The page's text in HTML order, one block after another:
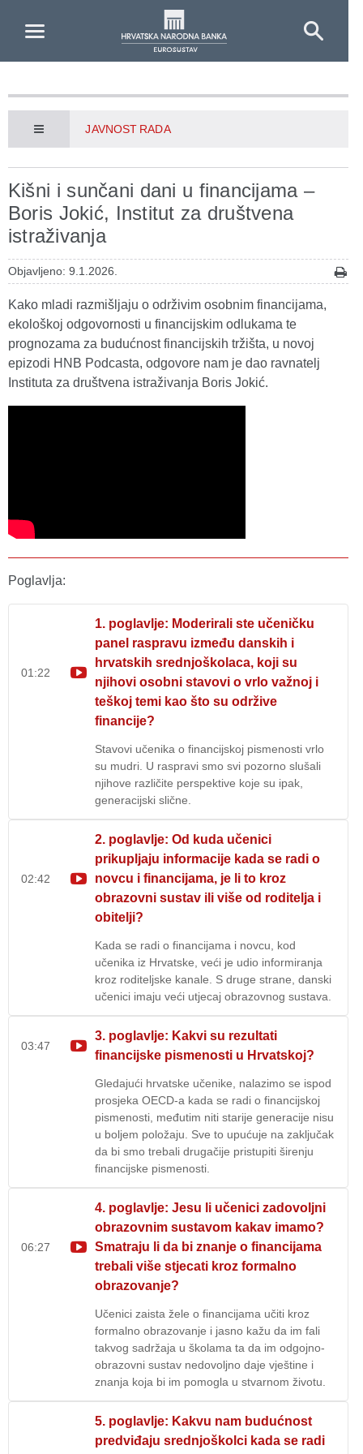
JAVNOST RADA
Kišni i sunčani dani u financijama –
Boris Jokić, Institut za društvena
istraživanja
Objavljeno: 9.1.2026.
Kako mladi razmišljaju o održivim osobnim financijama,
ekološkoj odgovornosti u financijskim odlukama te
prognozama za budućnost financijskih tržišta, u novoj
epizodi HNB Podcasta, odgovore nam je dao ravnatelj
Instituta za društvena istraživanja Boris Jokić.
Poglavlja:
01:22
1. poglavlje: Moderirali ste učeničku
panel raspravu između danskih i
hrvatskih srednjoškolaca, koji su
njihovi osobni stavovi o vrlo važnoj i
teškoj temi kao što su održive
financije?
Stavovi učenika o financijskoj pismenosti vrlo
su mudri. U raspravi smo svi pozorno slušali
njihove različite perspektive koje su ipak,
generacijski slične.
02:42
2. poglavlje: Od kuda učenici
prikupljaju informacije kada se radi o
novcu i financijama, je li to kroz
obrazovni sustav ili više od roditelja i
obitelji?
Kada se radi o financijama i novcu, kod
učenika iz Hrvatske, veći je udio informiranja
kroz roditeljske kanale. S druge strane, danski
učenici imaju veći utjecaj obrazovnog sustava.
03:47
3. poglavlje: Kakvi su rezultati
financijske pismenosti u Hrvatskoj?
Gledajući hrvatske učenike, nalazimo se ispod
prosjeka OECD-a kada se radi o financijskoj
pismenosti, međutim niti starije generacije nisu
u boljem položaju. Sve to upućuje na zaključak
da bi smo trebali drugačije pristupiti širenju
financijske pismenosti.
06:27
4. poglavlje: Jesu li učenici zadovoljni
obrazovnim sustavom kakav imamo?
Smatraju li da bi znanje o financijama
trebali više stjecati kroz formalno
obrazovanje?
Učenici zaista žele o financijama učiti kroz
formalno obrazovanje i jasno kažu da im fali
takvog sadržaja u školama ta da im odgojno-
obrazovni sustav nedovoljno daje vještine i
znanja koja bi im pomogla u stvarnom životu.
5. poglavlje: Kakvu nam budućnost
predviđaju srednjoškolci kada se radi